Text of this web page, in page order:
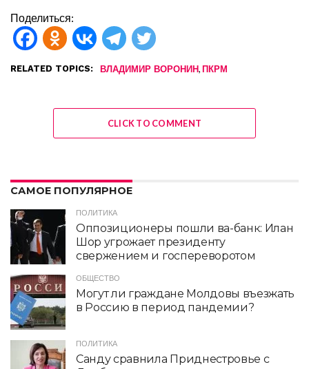
Поделиться:
RELATED TOPICS: ВЛАДИМИР ВОРОНИН, ПКРМ
CLICK TO COMMENT
САМОЕ ПОПУЛЯРНОЕ
ПОЛИТИКА
Оппозиционеры пошли ва-банк: Илан
Шор угрожает президенту
свержением и госпереворотом
ОБЩЕСТВО
Могут ли граждане Молдовы въезжать
в Россию в период пандемии?
ПОЛИТИКА
Санду сравнила Приднестровье с